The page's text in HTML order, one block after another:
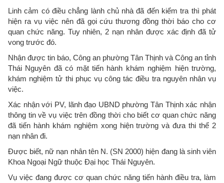
Linh cảm có điều chẳng lành chủ nhà đã đến kiểm tra thì phát
hiện ra vụ việc nên đã gọi cứu thương đồng thời báo cho cơ
quan chức năng. Tuy nhiên, 2 nạn nhân được xác định đã tử
vong trước đó.
Nhận được tin báo, Công an phường Tân Thịnh và Công an tỉnh
Thái Nguyên đã có mặt tiến hành khám nghiệm hiện trường,
khám nghiệm tử thi phục vụ công tác điều tra nguyên nhân vụ
việc.
Xác nhận với PV, lãnh đạo UBND phường Tân Thịnh xác nhận
thông tin về vụ việc trên đồng thời cho biết cơ quan chức năng
đã tiến hành khám nghiệm xong hiện trường và đưa thi thể 2
nạn nhân đi.
Được biết, nữ nạn nhân tên N. (SN 2000) hiện đang là sinh viên
Khoa Ngoại Ngữ thuộc Đại học Thái Nguyên.
Vụ việc đang được cơ quan chức năng tiến hành điều tra, làm